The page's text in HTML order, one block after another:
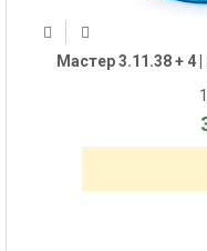
Мастер 3.11.38 + 4